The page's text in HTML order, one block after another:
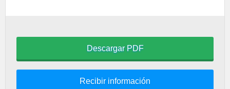
Descargar PDF
Recibir información